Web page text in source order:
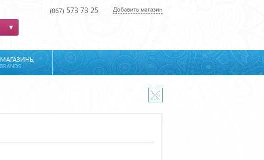
(067) 573 73 25 Добавить магазин
МАГАЗИНЫ
BRANDS